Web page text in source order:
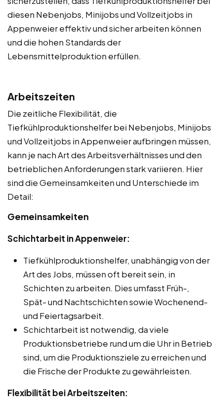
diesen Nebenjobs, Minijobs und Vollzeitjobs in
Appenweier effektiv und sicher arbeiten können
und die hohen Standards der
Lebensmittelproduktion erfüllen.
Arbeitszeiten
Die zeitliche Flexibilität, die
Tiefkühlproduktionshelfer bei Nebenjobs, Minijobs
und Vollzeitjobs in Appenweier aufbringen müssen,
kann je nach Art des Arbeitsverhältnisses und den
betrieblichen Anforderungen stark variieren. Hier
sind die Gemeinsamkeiten und Unterschiede im
Detail:
Gemeinsamkeiten
Schichtarbeit in Appenweier:
Tiefkühlproduktionshelfer, unabhängig von der
Art des Jobs, müssen oft bereit sein, in
Schichten zu arbeiten. Dies umfasst Früh-,
Spät- und Nachtschichten sowie Wochenend-
und Feiertagsarbeit.
Schichtarbeit ist notwendig, da viele
Produktionsbetriebe rund um die Uhr in Betrieb
sind, um die Produktionsziele zu erreichen und
die Frische der Produkte zu gewährleisten.
Flexibilität bei Arbeitszeiten: